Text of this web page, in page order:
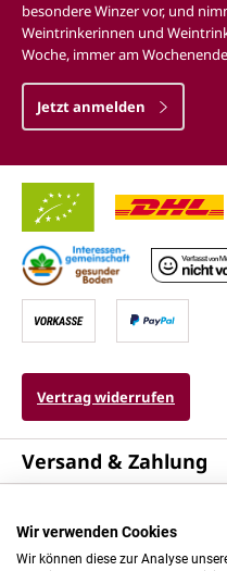
besondere Winzer vor, und
Weintrinkerinnen und
Woche, immer am
Jetzt anmelden
Vertrag widerrufen
Versand & Zahlung
Kontakt & Mehr
Wir verwenden Cookies
Wir können diese zur Analyse